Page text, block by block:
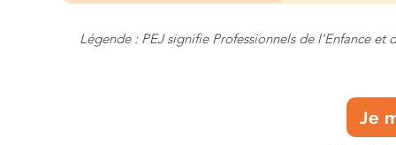
Légende : PEJ signifie Professionnels de l'Enfance et
Je